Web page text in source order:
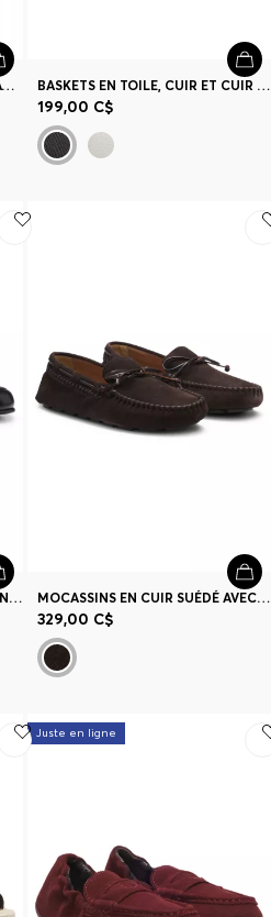
ESCARPINS À TALONS EN PEAU AVEC SIGLE GRAVÉ BASKETS EN TOILE, CUIR ET CUIR SUÉDÉ
199,00 C$
MOCASSINS EN CUIR AVEC CHAÎNE DÉCORATIVE ET DÉTAIL LOGO MOCASSINS EN CUIR SUÉDÉ AVEC COUTURES À LA MAIN
329,00 C$
Juste en ligne